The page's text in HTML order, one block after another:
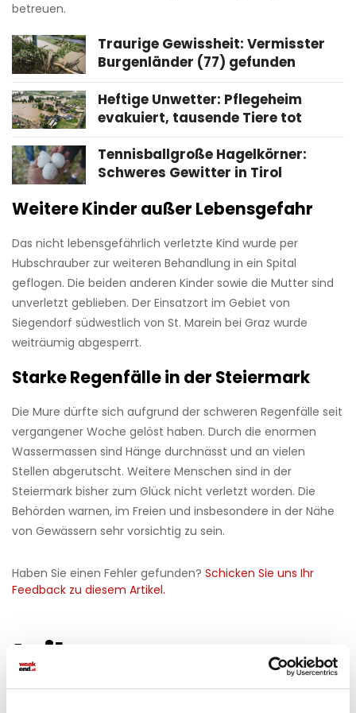
betreuen.
Traurige Gewissheit: Vermisster
Burgenländer (77) gefunden
Heftige Unwetter: Pflegeheim
evakuiert, tausende Tiere tot
Tennisballgroße Hagelkörner:
Schweres Gewitter in Tirol
Weitere Kinder außer Lebensgefahr
Das nicht lebensgefährlich verletzte Kind wurde per
Hubschrauber zur weiteren Behandlung in ein Spital
geflogen. Die beiden anderen Kinder sowie die Mutter sind
unverletzt geblieben. Der Einsatzort im Gebiet von
Siegendorf südwestlich von St. Marein bei Graz wurde
weiträumig abgesperrt.
Starke Regenfälle in der Steiermark
Die Mure dürfte sich aufgrund der schweren Regenfälle seit
vergangener Woche gelöst haben. Durch die enormen
Wassermassen sind Hänge durchnässt und an vielen
Stellen abgerutscht. Weitere Menschen sind in der
Steiermark bisher zum Glück nicht verletzt worden. Die
Behörden warnen, im Freien und insbesondere in der Nähe
von Gewässern sehr vorsichtig zu sein.
Haben Sie einen Fehler gefunden? Schicken Sie uns Ihr
Feedback zu diesem Artikel.
teilen